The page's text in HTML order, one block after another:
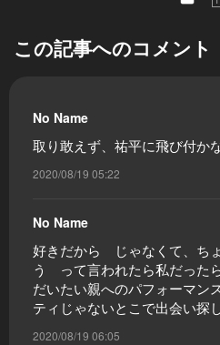
この記事へのコメント
No Name
取り敢えず、祐平に飛び付か
2020/08/19 05:22
No Name
好きだから じゃなくて、ち
う って言われたら私だった
だいたい親へのパフォーマン
ティじゃないとこで出会い探
2020/08/19 06:05